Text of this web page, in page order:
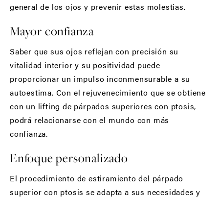
general de los ojos y prevenir estas molestias.
Mayor confianza
Saber que sus ojos reflejan con precisión su
vitalidad interior y su positividad puede
proporcionar un impulso inconmensurable a su
autoestima. Con el rejuvenecimiento que se obtiene
con un lifting de párpados superiores con ptosis,
podrá relacionarse con el mundo con más
confianza.
Enfoque personalizado
El procedimiento de estiramiento del párpado
superior con ptosis se adapta a sus necesidades y